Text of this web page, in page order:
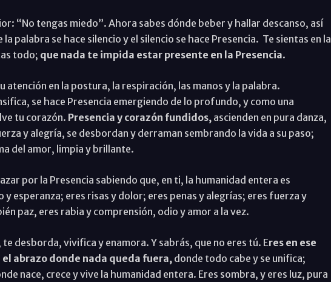
“No tengas miedo”. Ahora sabes dónde beber y hallar descanso, así
palabra se hace silencio y el silencio se hace Presencia. Te sientas en la
todo; que nada te impida estar presente en la Presencia.
atención en la postura, la respiración, las manos y la palabra.
se hace Presencia emergiendo de lo profundo, y como una
tu corazón. Presencia y corazón fundidos, ascienden en pura danza,
y alegría, se desbordan y derraman sembrando la vida a su paso;
del amor, limpia y brillante.
por la Presencia sabiendo que, en ti, la humanidad entera es
y esperanza; eres risas y dolor; eres penas y alegrías; eres fuerza y
paz, eres rabia y comprensión, odio y amor a la vez.
desborda, vivifica y enamora. Y sabrás, que no eres tú. Eres en ese
abrazo donde nada queda fuera, donde todo cabe y se unifica;
nace, crece y vive la humanidad entera. Eres sombra, y eres luz, pura